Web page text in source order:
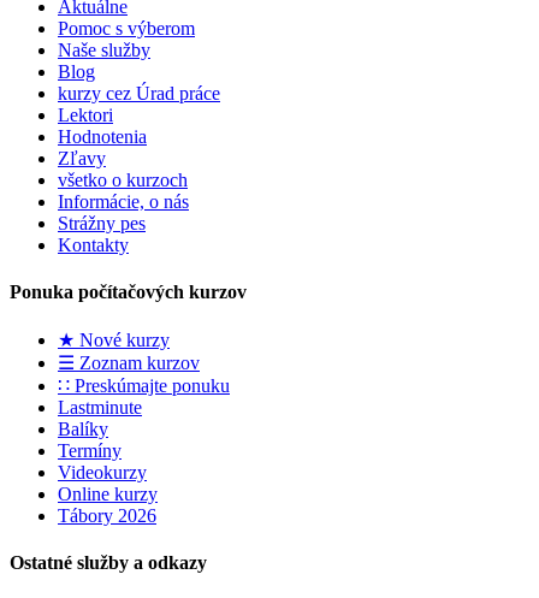
Aktuálne
Pomoc s výberom
Naše služby
Blog
kurzy cez Úrad práce
Lektori
Hodnotenia
Zľavy
všetko o kurzoch
Informácie, o nás
Strážny pes
Kontakty
Ponuka počítačových kurzov
★ Nové kurzy
☰ Zoznam kurzov
∷ Preskúmajte ponuku
Lastminute
Balíky
Termíny
Videokurzy
Online kurzy
Tábory 2026
Ostatné služby a odkazy